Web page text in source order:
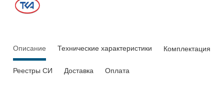
Описание Технические характеристики Комплектация
Реестры СИ Доставка Оплата